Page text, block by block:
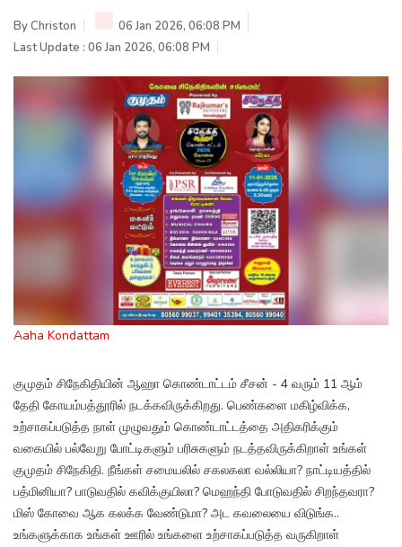
ByChriston
06 Jan 2026, 06:08 PM
Last Update : 06 Jan 2026, 06:08 PM
Aaha Kondattam
குமுதம் சிநேகிதியின் ஆஹா கொண்டாட்டம் சீசன் - 4 வரும் 11 ஆம்
தேதி கோயம்பத்தூரில் நடக்கவிருக்கிறது. பெண்களை மகிழ்விக்க,
உற்சாகப்படுத்த நாள் முழுவதும் கொண்டாட்டத்தை அதிகரிக்கும்
வகையில் பல்வேறு போட்டிகளும் பரிசுகளும் நடத்தவிருக்கிறாள் உங்கள்
குமுதம் சிநேகிதி. நீங்கள் சமையலில் சகலகலா வல்லியா? நாட்டியத்தில்
பத்மினியா? பாடுவதில் கவிக்குயிலா? மெஹந்தி போடுவதில் சிறந்தவரா?
மிஸ் கோவை ஆக கலக்க வேண்டுமா? அட கவலையை விடுங்க..
உங்களுக்காக உங்கள் ஊரில் உங்களை உற்சாகப்படுத்த வருகிறாள்